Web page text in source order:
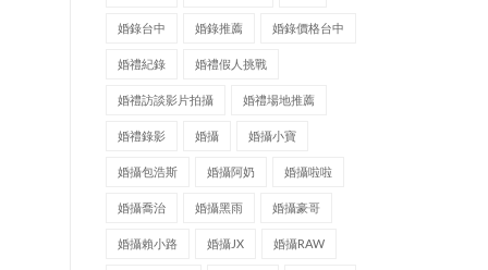
婚錄台中 婚錄推薦 婚錄價格台中
婚禮紀錄 婚禮假人挑戰
婚禮訪談影片拍攝 婚禮場地推薦
婚禮錄影 婚攝 婚攝小寶
婚攝包浩斯 婚攝阿奶 婚攝啦啦
婚攝喬治 婚攝黑雨 婚攝豪哥
婚攝賴小路 婚攝JX 婚攝RAW